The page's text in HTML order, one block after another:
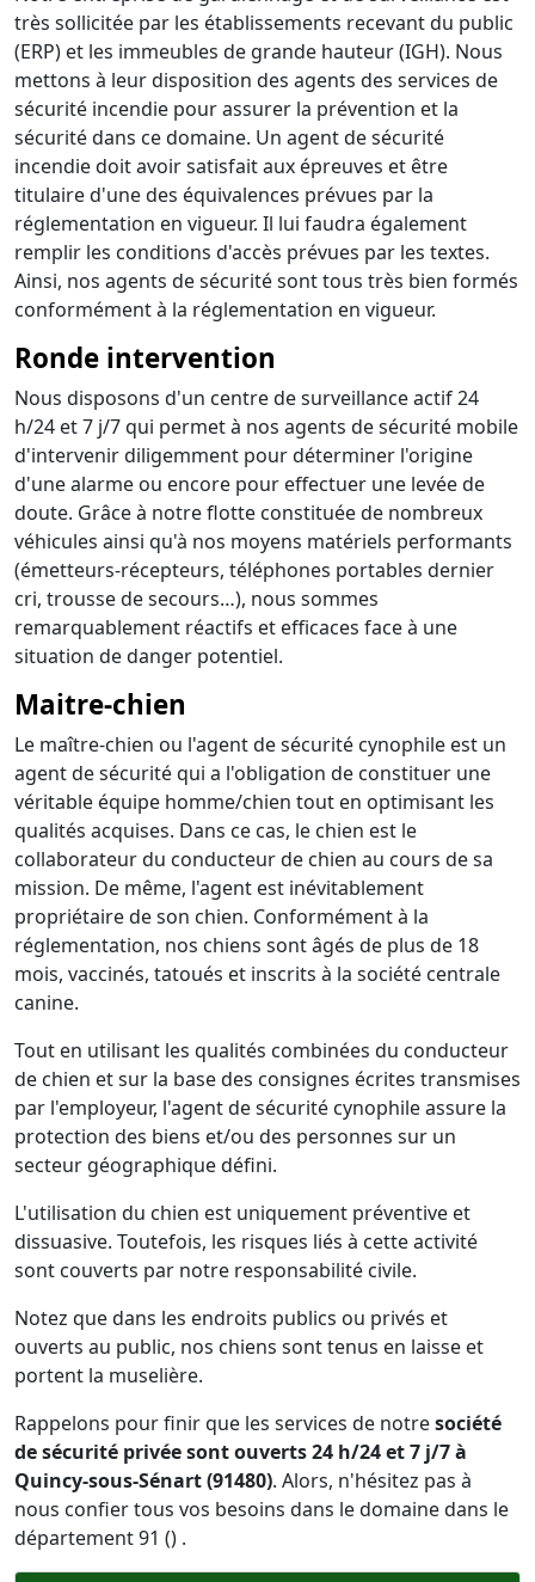
très sollicitée par les établissements recevant du public
(ERP) et les immeubles de grande hauteur (IGH). Nous
mettons à leur disposition des agents des services de
sécurité incendie pour assurer la prévention et la
sécurité dans ce domaine. Un agent de sécurité
incendie doit avoir satisfait aux épreuves et être
titulaire d'une des équivalences prévues par la
réglementation en vigueur. Il lui faudra également
remplir les conditions d'accès prévues par les textes.
Ainsi, nos agents de sécurité sont tous très bien formés
conformément à la réglementation en vigueur.
Ronde intervention
Nous disposons d'un centre de surveillance actif 24
h/24 et 7 j/7 qui permet à nos agents de sécurité mobile
d'intervenir diligemment pour déterminer l'origine
d'une alarme ou encore pour effectuer une levée de
doute. Grâce à notre flotte constituée de nombreux
véhicules ainsi qu'à nos moyens matériels performants
(émetteurs-récepteurs, téléphones portables dernier
cri, trousse de secours…), nous sommes
remarquablement réactifs et efficaces face à une
situation de danger potentiel.
Maitre-chien
Le maître-chien ou l'agent de sécurité cynophile est un
agent de sécurité qui a l'obligation de constituer une
véritable équipe homme/chien tout en optimisant les
qualités acquises. Dans ce cas, le chien est le
collaborateur du conducteur de chien au cours de sa
mission. De même, l'agent est inévitablement
propriétaire de son chien. Conformément à la
réglementation, nos chiens sont âgés de plus de 18
mois, vaccinés, tatoués et inscrits à la société centrale
canine.
Tout en utilisant les qualités combinées du conducteur
de chien et sur la base des consignes écrites transmises
par l'employeur, l'agent de sécurité cynophile assure la
protection des biens et/ou des personnes sur un
secteur géographique défini.
L'utilisation du chien est uniquement préventive et
dissuasive. Toutefois, les risques liés à cette activité
sont couverts par notre responsabilité civile.
Notez que dans les endroits publics ou privés et
ouverts au public, nos chiens sont tenus en laisse et
portent la muselière.
Rappelons pour finir que les services de notresociété
de sécurité privée sont ouverts 24 h/24 et 7 j/7 à
Quincy-sous-Sénart (91480). Alors, n'hésitez pas à
nous confier tous vos besoins dans le domaine dans le
département 91 () .